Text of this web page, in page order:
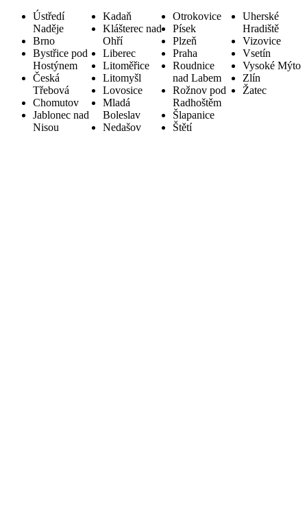
Ústředí
Naděje
Brno
Bystřice pod
Hostýnem
Česká
Třebová
Chomutov
Jablonec nad
Nisou
Kadaň
Klášterec nad
Ohří
Liberec
Litoměřice
Litomyšl
Lovosice
Mladá
Boleslav
Nedašov
Otrokovice
Písek
Plzeň
Praha
Roudnice
nad Labem
Rožnov pod
Radhoštěm
Šlapanice
Štětí
Uherské
Hradiště
Vizovice
Vsetín
Vysoké Mýto
Zlín
Žatec